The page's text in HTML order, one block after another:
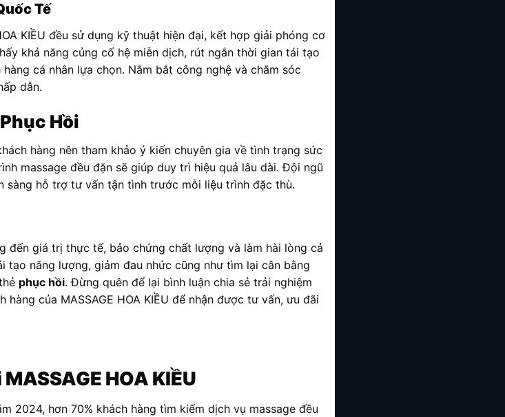
Tế
KIỀU đều sử dụng kỹ thuật hiện đại, kết hợp giải phóng cơ
khả năng củng cố hệ miễn dịch, rút ngắn thời gian tái tạo
cá nhân lựa chọn. Nắm bắt công nghệ và chăm sóc
dẫn.
Hồi
hàng nên tham khảo ý kiến chuyên gia về tình trạng sức
massage đều đặn sẽ giúp duy trì hiệu quả lâu dài. Đội ngũ
sàng hỗ trợ tư vấn tận tình trước mỗi liệu trình đặc thù.
đến giá trị thực tế, bảo chứng chất lượng và làm hài lòng cả
tạo năng lượng, giảm đau nhức cũng như tìm lại cân bằng
phục hồi. Đừng quên để lại bình luận chia sẻ trải nghiệm
của MASSAGE HOA KIỀU để nhận được tư vấn, ưu đãi
HOA KIỀU
2024, hơn 70% khách hàng tìm kiếm dịch vụ massage đều